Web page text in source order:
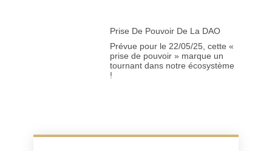
Prise De Pouvoir De La DAO
Prévue pour le 22/05/25, cette «
prise de pouvoir » marque un
tournant dans notre écosystème
!